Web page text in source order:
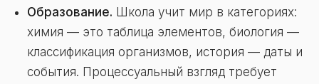
Образование. Школа учит мир в категориях:
химия — это таблица элементов, биология —
классификация организмов, история — даты и
события. Процессуальный взгляд требует